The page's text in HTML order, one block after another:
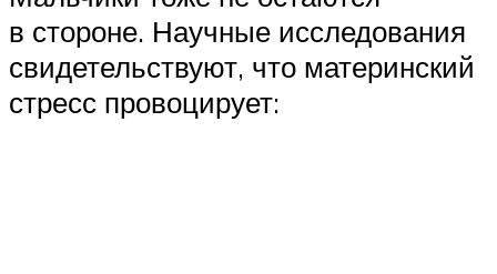
в стороне. Научные исследования
свидетельствуют, что материнский
стресс провоцирует: